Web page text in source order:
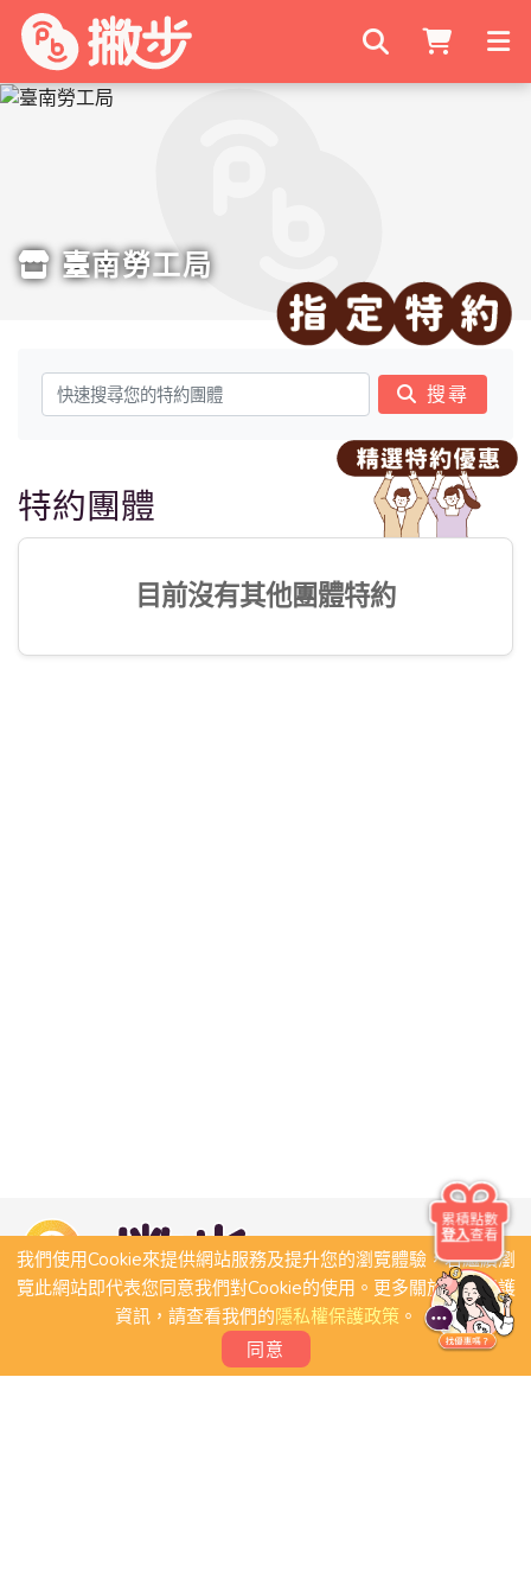
搜尋商家
臺南勞工局
搜尋
特約團體
目前沒有其他團體特約
我們使用Cookie來提供網站服務及提升您的瀏覽體驗，若繼續瀏
覽此網站即代表您同意我們對Cookie的使用。更多關於隱私保護
資訊，請查看我們的隱私權保護政策。
同意
累積點數
登入查看